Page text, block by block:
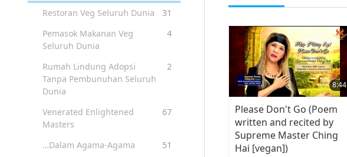
Restoran Veg Seluruh Dunia
31
Pemasok Makanan Veg
Seluruh Dunia
4
Rumah Lindung Adopsi
Tanpa Pembunuhan Seluruh
Dunia
2
Venerated Enlightened
Masters
67
…Dalam Agama-Agama
51
8:44
Please Don't Go (Poem
written and recited by
Supreme Master Ching
Hai [vegan])